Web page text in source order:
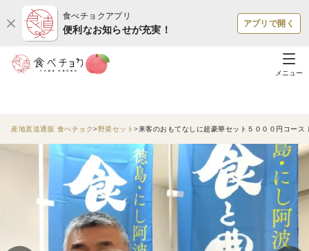
食べチョクアプリ
便利なお知らせが充実！
アプリで開く
メニュー
産地直送通販 食べチョク 野菜セット 来客のおもてなしに超豪華セット５０００円コー